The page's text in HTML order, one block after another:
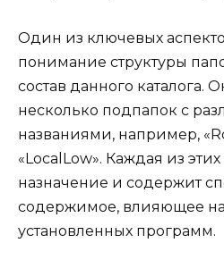
Один из ключевых
понимание структуры
состав данного каталога.
несколько подпапок с
названиями, например,
«LocalLow». Каждая из
назначение и содержит
содержимое, влияющее на
установленных программ.